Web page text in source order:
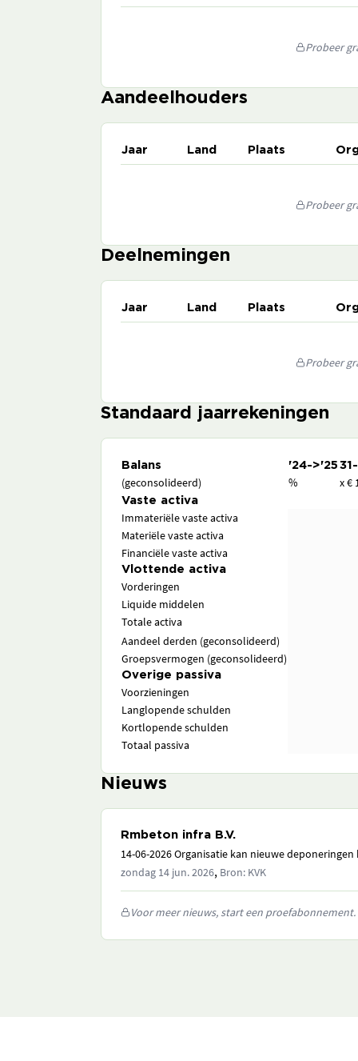
Probeer
Aandeelhouders
Jaar Land Plaats
Probeer
Deelnemingen
Jaar Land Plaats
Probeer
Standaard jaarrekeningen
Balans '24->'25
(geconsolideerd) % x €
Vaste activa
Immateriële vaste activa
Materiële vaste activa
Financiële vaste activa
Vlottende activa
Vorderingen
Liquide middelen
Totale activa
Aandeel derden (geconsolideerd)
Groepsvermogen (geconsolideerd)
Overige passiva
Voorzieningen
Langlopende schulden
Kortlopende schulden
Totaal passiva
Nieuws
Rmbeton infra B.V.
14-06-2026 Organisatie kan nieuwe
zondag 14 jun. 2026, Bron: KVK
Voor meer nieuws, start een proefabonnement.